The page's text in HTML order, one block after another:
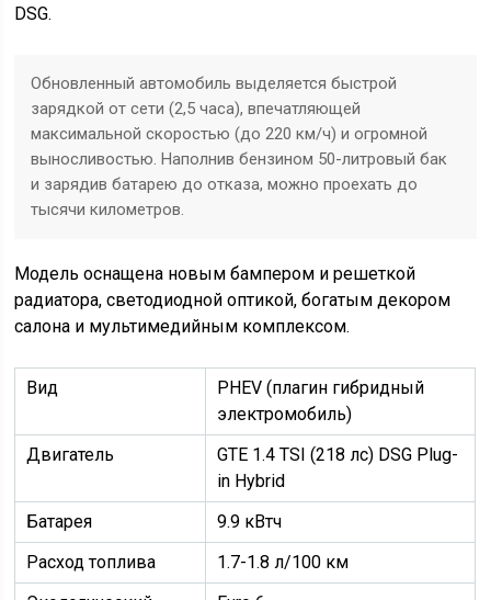
DSG.
Обновленный автомобиль выделяется быстрой
зарядкой от сети (2,5 часа), впечатляющей
максимальной скоростью (до 220 км/ч) и огромной
выносливостью. Наполнив бензином 50-литровый бак
и зарядив батарею до отказа, можно проехать до
тысячи километров.
Модель оснащена новым бампером и решеткой
радиатора, светодиодной оптикой, богатым декором
салона и мультимедийным комплексом.
Вид
РHEV (плагин гибридный
электромобиль)
Двигатель
GTE 1.4 TSI (218 лс) DSG Plug-
in Hybrid
Батарея
9.9 кВтч
Расход топлива
1.7-1.8 л/100 км